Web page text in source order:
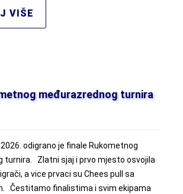
VIŠE
međurazrednog turnira
odigrano je finale Rukometnog
turnira. Zlatni sjaj i prvo mjesto osvojila
a vice prvaci su Chees pull sa
Čestitamo finalistima i svim ekipama